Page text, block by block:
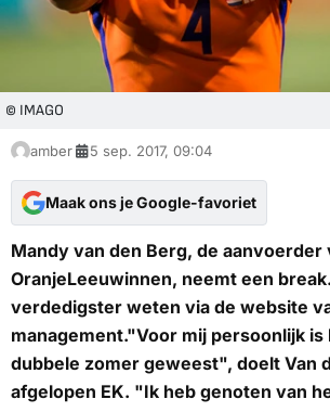
© IMAGO
amber 5 sep. 2017, 09:04
Maak ons je Google-favoriet
Mandy van den Berg, de aanvoerder
OranjeLeeuwinnen, neemt een
verdedigster weten via de website
management."Voor mij persoonlijk is
dubbele zomer geweest", doelt Van
afgelopen EK. "Ik heb genoten van